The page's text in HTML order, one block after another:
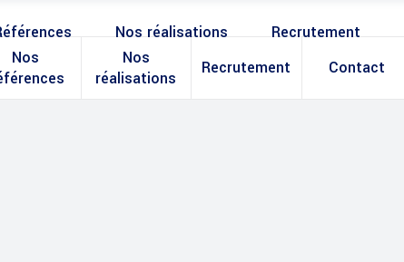
Nos
Nos
réalisations
Recrutement Contact
Nos réalisations Recrutement